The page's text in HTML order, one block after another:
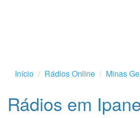
Início Rádios Online Minas
Rádios em